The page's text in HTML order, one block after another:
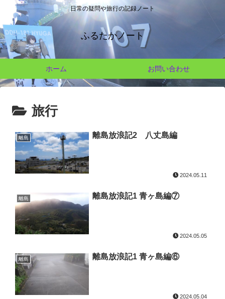
日常の疑問や旅行の記録ノート
ふるたかノート
ホーム お問い合わせ
旅行
離島 離島放浪記2 八丈島編
2024.05.11
離島 離島放浪記1 青ヶ島編⑦
2024.05.05
離島 離島放浪記1 青ヶ島編⑥
2024.05.04